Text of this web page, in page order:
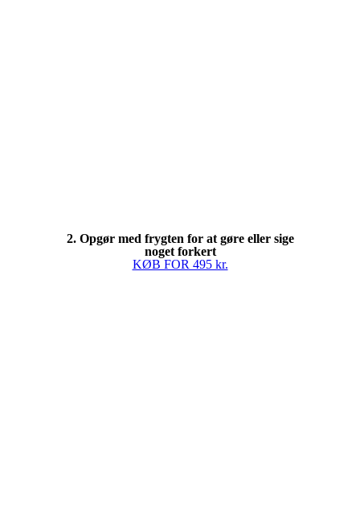
2. Opgør med frygten for at gøre eller sige
noget forkert
KØB FOR 495 kr.